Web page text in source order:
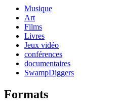
Musique
Art
Films
Livres
Jeux vidéo
conférences
documentaires
SwampDiggers
Formats